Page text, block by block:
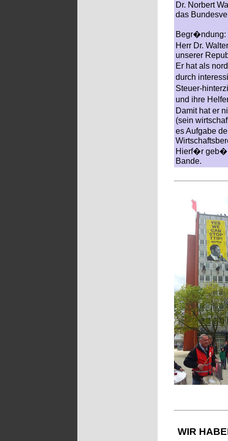
Dr. Norbert
das
Begr�ndung:
Herr Dr.
unserer
Er hat als
durch
Steuer-
und ihre
Damit hat er
(sein
es Aufgabe
Hierf�r
Bande.
WIR